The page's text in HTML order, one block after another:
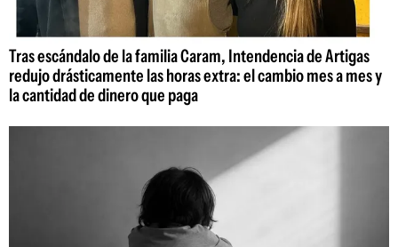
Tras escándalo de la familia Caram, Intendencia de Artigas
redujo drásticamente las horas extra: el cambio mes a mes y
la cantidad de dinero que paga